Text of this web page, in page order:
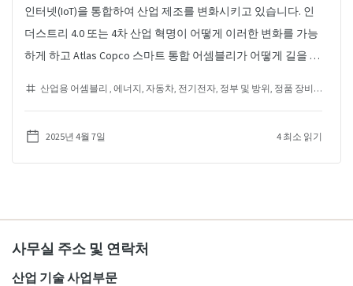
인터넷(IoT)을 통합하여 산업 제조를 변화시키고 있습니다. 인
더스트리 4.0 또는 4차 산업 혁명이 어떻게 이러한 변화를 가능
하게 하고 Atlas Copco 스마트 통합 어셈블리가 어떻게 길을 열
산업용 어셈블리 에너지 자동차 전기전자 정부 및 방위 정품 장비 제조업체
2025년 4월 7일 4 최소 읽기
사무실 주소 및 연락처
산업 기술 사업부문